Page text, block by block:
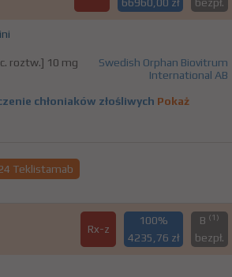
66960,00 zł
bezpł.
roztw.] 10 mg
Swedish Orphan Biovitrum
International AB
chłoniaków złośliwych Pokaż
Teklistamab
Rx-z
100%
4235,76 zł
B (1)
bezpł.